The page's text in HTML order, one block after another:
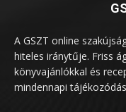
A GSZT online
hiteles iránytűje. Friss
könyvajánlókkal és
mindennapi